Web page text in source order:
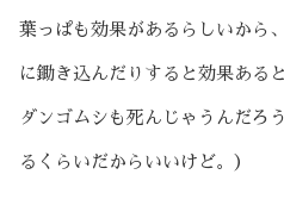
葉っぱも効果があるらしいから
に鋤き込んだりすると効果ある
ダンゴムシも死んじゃうんだろ
るくらいだからいいけど。）